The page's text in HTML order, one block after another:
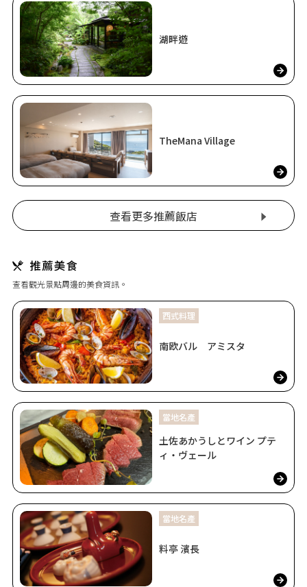
湖畔遊
TheMana Village
查看更多推薦飯店
查看觀光景點周邊的美食資訊。
西式料理
南欧バル アミスタ
當地名產
土佐あかうしとワイン プテ
ィ・ヴェール
當地名產
料亭 濱長